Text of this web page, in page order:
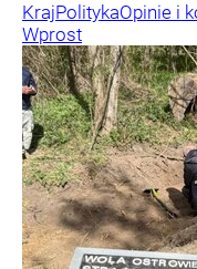
KrajPolitykaOpinie i
Wprost